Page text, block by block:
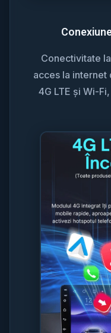
Conectivitate
acces la internet
4G LTE și Wi-